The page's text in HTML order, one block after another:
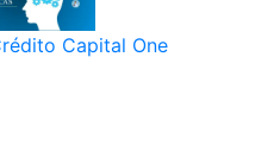
Capital One